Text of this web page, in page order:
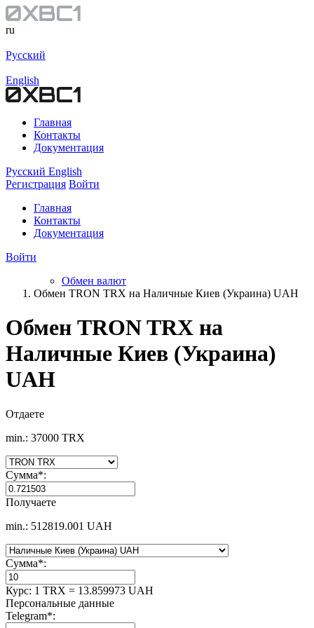
ru
Русский
English
Главная
Контакты
Документация
Русский English
Регистрация Войти
Главная
Контакты
Документация
Войти
Обмен валют
Обмен TRON TRX на Наличные Киев (Украина) UAH
Обмен TRON TRX на
Наличные Киев (Украина)
UAH
Отдаете
min.: 37000 TRX
Сумма*:
Получаете
min.: 512819.001 UAH
Сумма*:
Курс: 1 TRX = 13.859973 UAH
Персональные данные
Telegram*: